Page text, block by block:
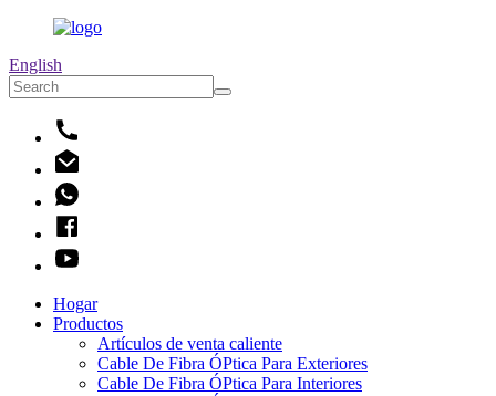
English
Hogar
Productos
Artículos de venta caliente
Cable De Fibra ÓPtica Para Exteriores
Cable De Fibra ÓPtica Para Interiores